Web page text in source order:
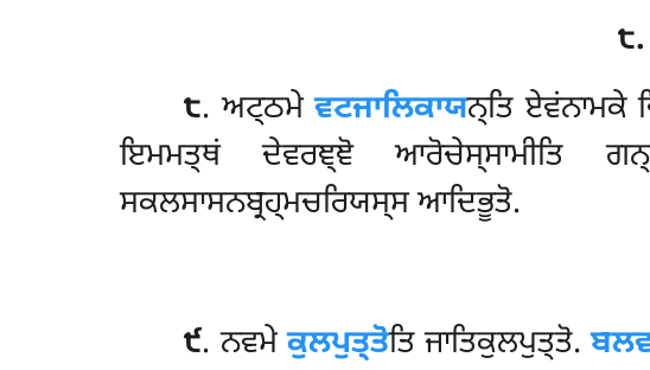
੮. ਅਟ੍ਠਮੇਵਟਜਾਲਿਕਾਯਨ੍ਤਿ ਏਵਂਨਾਮਕੇ
ਇਮਮਤ੍ਥਂ ਦੇਵਰਞ੍ਞੋ ਆਰੋਚੇਸ੍ਸਾਮੀਤਿ
ਸਕਲਸਾਸਨਬ੍ਰਹ੍ਮਚਰਿਯਸ੍ਸ ਆਦਿਭੂਤੋ.
੯. ਨਵਮੇਕੁਲਪੁਤ੍ਤੋਤਿ ਜਾਤਿਕੁਲਪੁਤ੍ਤੋ.